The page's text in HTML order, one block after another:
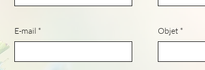
E-mail Objet